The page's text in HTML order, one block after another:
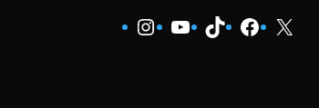
Instagram
YouTube
TikTokFacebook
X